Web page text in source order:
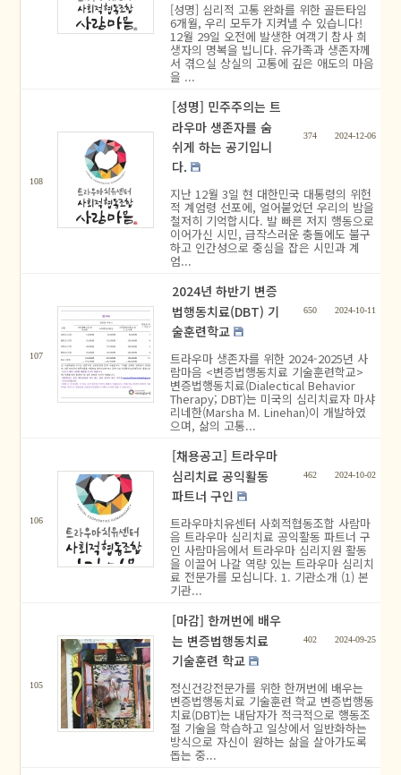
[성명] 심리적 고통 완화를 위한 골든타임
6개월, 우리 모두가 지켜낼 수 있습니다!
12월 29일 오전에 발생한 여객기 참사 희
생자의 명복을 빕니다. 유가족과 생존자께
서 겪으실 상실의 고통에 깊은 애도의 마음
을 ...
108
[성명] 민주주의는 트
라우마 생존자를 숨
쉬게 하는 공기입니
다.
374 2024-12-06
지난 12월 3일 현 대한민국 대통령의 위헌
적 계엄령 선포에, 얼어붙었던 우리의 밤을
철저히 기억합시다. 발 빠른 저지 행동으로
이어가신 시민, 급작스러운 충돌에도 불구
하고 인간성으로 중심을 잡은 시민과 계
엄...
107
2024년 하반기 변증
법행동치료(DBT) 기
술훈련학교
650 2024-10-11
트라우마 생존자를 위한 2024-2025년 사
람마음 <변증법행동치료 기술훈련학교>
변증법행동치료(Dialectical Behavior
Therapy; DBT)는 미국의 심리치료자 마샤
리네한(Marsha M. Linehan)이 개발하였
으며, 삶의 고통...
106
[채용공고] 트라우마
심리치료 공익활동
파트너 구인
462 2024-10-02
트라우마치유센터 사회적협동조합 사람마
음 트라우마 심리치료 공익활동 파트너 구
인 사람마음에서 트라우마 심리지원 활동
을 이끌어 나갈 역량 있는 트라우마 심리치
료 전문가를 모십니다. 1. 기관소개 (1) 본
기관...
105
[마감] 한꺼번에 배우
는 변증법행동치료
기술훈련 학교
402 2024-09-25
정신건강전문가를 위한 한꺼번에 배우는
변증법행동치료 기술훈련 학교 변증법행동
치료(DBT)는 내담자가 적극적으로 행동조
절 기술을 학습하고 일상에서 일반화하는
방식으로 자신이 원하는 삶을 살아가도록
돕는 중...